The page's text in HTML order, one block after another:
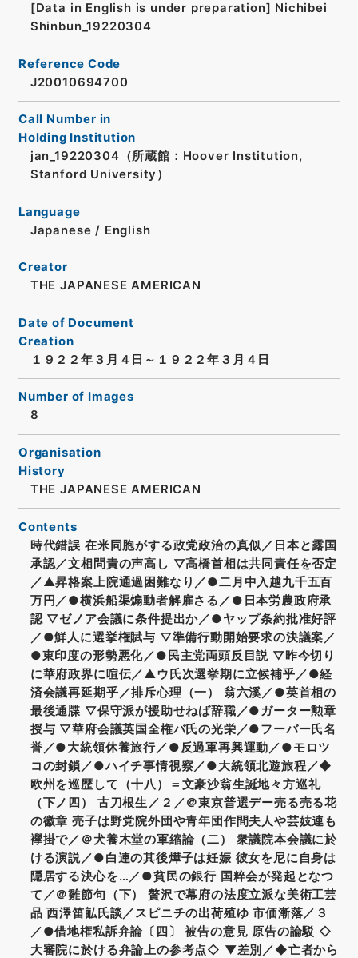
[Data in English is under preparation] Nichibei
Shinbun_19220304
Reference Code
J20010694700
Call Number in
Holding Institution
jan_19220304（所蔵館：Hoover Institution,
Stanford University）
Language
Japanese / English
Creator
THE JAPANESE AMERICAN
Date of Document
Creation
１９２２年３月４日～１９２２年３月４日
Number of Images
8
Organisation
History
THE JAPANESE AMERICAN
Contents
時代錯誤 在米同胞がする政党政治の真似／日本と露国
承認／文相問責の声高し ▽高橋首相は共同責任を否定
／▲昇格案上院通過困難なり／●二月中入越九千五百
万円／●横浜船渠煽動者解雇さる／●日本労農政府承
認 ▽ゼノア会議に条件提出か／●ヤップ条約批准好評
／●鮮人に選挙権賦与 ▽準備行動開始要求の決議案／
●東印度の形勢悪化／●民主党両頭反目説 ▽昨今切り
に華府政界に喧伝／▲ウ氏次選挙期に立候補乎／●経
済会議再延期乎／排斥心理（一） 翁六溪／●英首相の
最後通牒 ▽保守派が援助せねば辞職／●ガーター勲章
授与 ▽華府会議英国全権バ氏の光栄／●フーバー氏名
誉／●大統領休養旅行／●反過軍再興運動／●モロツ
コの封鎖／●ハイチ事情視察／●大統領北遊旅程／◆
欧州を巡歴して（十八）＝文豪沙翁生誕地々方巡礼
（下ノ四） 古刀根生／２／＠東京普選デー売る売る花
の徽章 売子は野党院外団や青年団作間夫人や芸妓連も
襷掛で／＠犬養木堂の軍縮論（二） 衆議院本会議に於
ける演説／●白連の其後燁子は妊娠 彼女を尼に自身は
隠居する決心を…／●貧民の銀行 国粹会が発起となつ
て／＠雛節句（下） 贅沢で幕府の法度立派な美術工芸
品 西澤笛畆氏談／スピニチの出荷殖ゆ 市価漸落／３
／●借地権私訴弁論〔四〕 被告の意見 原告の論駁 ◇
大審院に於ける弁論上の参考点◇ ▼差別／◆亡者から